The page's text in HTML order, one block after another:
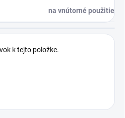
na vnútorné použitie
k tejto položke.